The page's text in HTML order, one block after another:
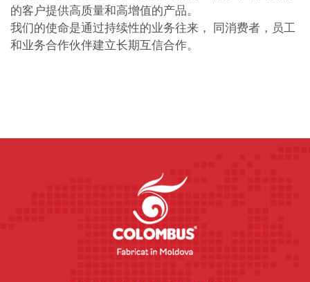
的客户提供高质量和高增值的产品。
我们的使命是通过持续性的业务往来， 同消费者，员工
和业务合作伙伴建立长期互信合作。